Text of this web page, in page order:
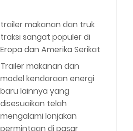
trailer makanan dan truk
traksi sangat populer di
Eropa dan Amerika Serikat
Trailer makanan dan
model kendaraan energi
baru lainnya yang
disesuaikan telah
mengalami lonjakan
permintaan di pasar